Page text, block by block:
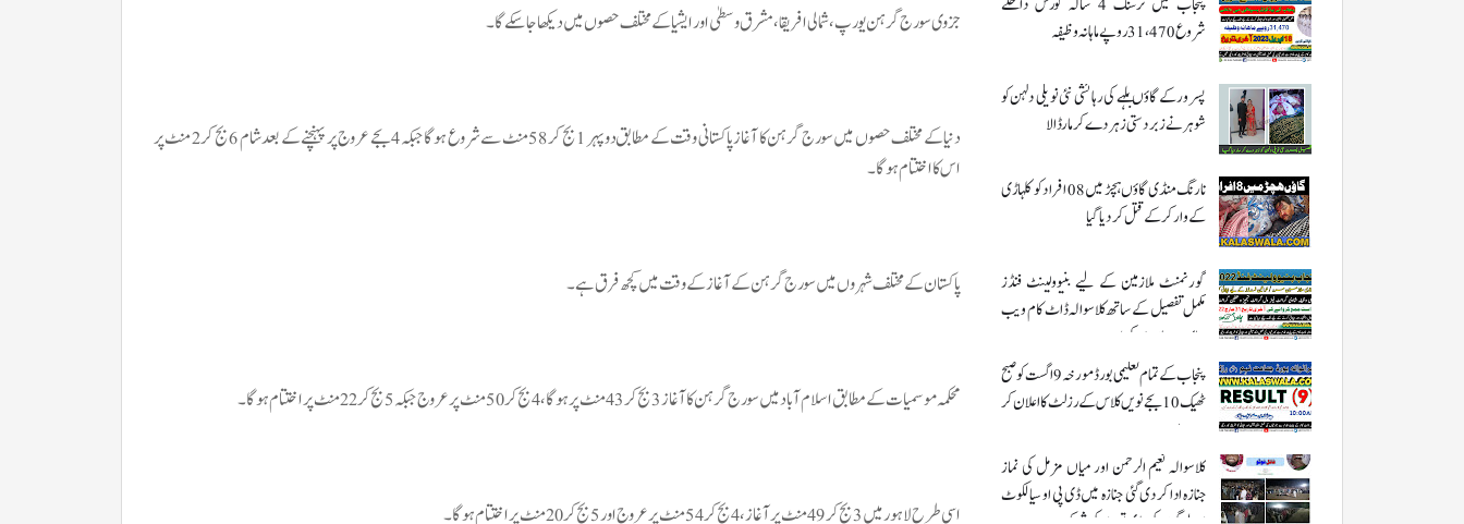
جزوی سورج گرہن یورپ، شمالی افریقا، مشرق وسطیٰ اور ایشیا کے مختلف حصوں میں دیکھا جاسکے گا۔
دنیا کے مختلف حصوں میں سورج گرہن کا آغاز پاکستانی وقت کے مطابق دوپہر 1 بج کر 58 منٹ سے شروع ہوگا جبکہ 4 بجے عروج پر پہنچنے کے بعد شام 6 بج کر 2 منٹ پر
اس کا اختتام ہوگا۔
پاکستان کے مختلف شہروں میں سورج گرہن کے آغاز کے وقت میں کچھ فرق ہے۔
محکمہ موسمیات کے مطابق اسلام آباد میں سورج گرہن کا آغاز 3 بج کر 43 منٹ پر ہوگا، 4 بج کر 50 منٹ پر عروج جبکہ 5 بج کر 22 منٹ پر اختتام ہوگا۔
اسی طرح لاہور میں 3 بج کر 49 منٹ پر آغاز، 4 بج کر 54 منٹ پر عروج اور 5 بج کر 20 منٹ پر اختتام ہوگا۔
شروع 31،470 روپے ماہانہ وظیفہ
پسرور کے گاؤں بلہے کی رہائشی نئی نویلی دلہن کو
شوہر نے زبردستی زہر دے کر مار ڈالا
نارنگ منڈی گاؤں ہچڑ میں 08 افراد کو کلہاڑی
کے وار کر کے قتل کر دیا گیا
گورنمنٹ ملازمین کے لیے بنیوولینٹ فنڈز
مکمل تفصیل کے ساتھ کلاسوالہ ڈاٹ کام ویب
سائٹ پر ملاحضہ کریں
پنجاب کے تمام تعلیمی بورڈ مورخہ 9 اگست کو صبح
ٹھیک 10 بجے نویں کلاس کے رزلٹ کا اعلان کر
رہے ہیں
کلاسوالہ نعیم الرحمن اور میاں مزمل کی نماز
جنازہ ادا کر دی گئی جنازہ میں ڈی پی او سیالکوٹ